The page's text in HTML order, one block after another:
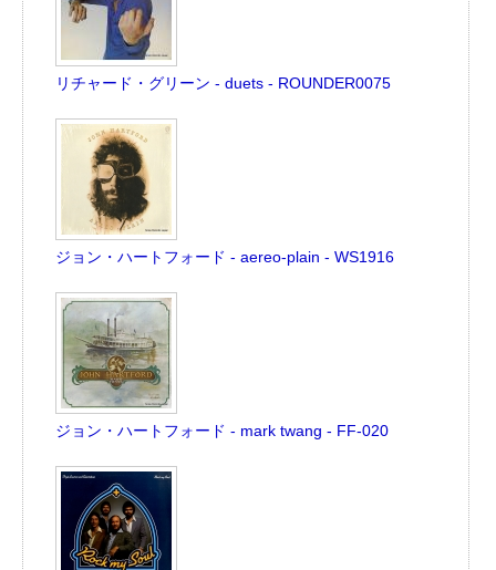
リチャード・グリーン - duets - ROUNDER0075
ジョン・ハートフォード - aereo-plain - WS1916
ジョン・ハートフォード - mark twang - FF-020